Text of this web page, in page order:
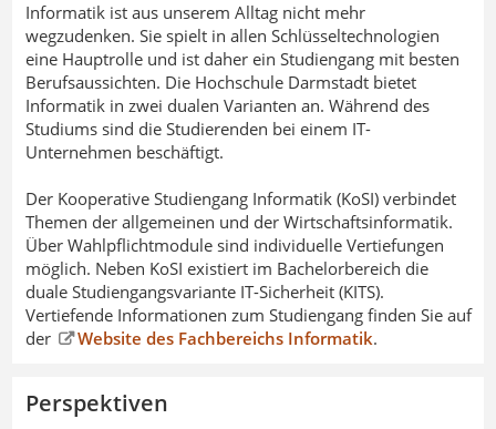
Informatik ist aus unserem Alltag nicht mehr
wegzudenken. Sie spielt in allen Schlüsseltechnologien
eine Hauptrolle und ist daher ein Studiengang mit besten
Berufsaussichten. Die Hochschule Darmstadt bietet
Informatik in zwei dualen Varianten an. Während des
Studiums sind die Studierenden bei einem IT-
Unternehmen beschäftigt.
Der Kooperative Studiengang Informatik (KoSI) verbindet
Themen der allgemeinen und der Wirtschaftsinformatik.
Über Wahlpflichtmodule sind individuelle Vertiefungen
möglich. Neben KoSI existiert im Bachelorbereich die
duale Studiengangsvariante IT-Sicherheit (KITS).
Vertiefende Informationen zum Studiengang finden Sie auf
der
Website des Fachbereichs Informatik.
Perspektiven